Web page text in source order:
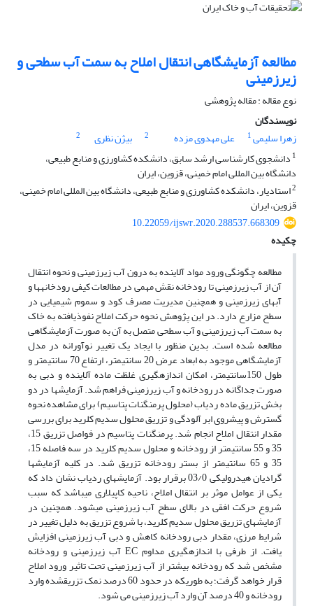
مطالعه آزمایشگاهی انتقال املاح به سمت آب سطحی و
زیرزمینی
نوع مقاله : مقاله پژوهشی
نویسندگان
زهرا سلیمی1 علی مهدوی مزده 2 بیژن نظری
2
1 دانشجوی کارشناسی ارشد سابق، دانشکده کشاورزی و منابع طبیعی،
دانشگاه بین المللی امام خمینی، قزوین، ایران
2استادیار، دانشکده کشاورزی و منابع طبیعی، دانشگاه بین المللی امام خمینی،
قزوین، ایران
10.22059/ijswr.2020.288537.668309
چکیده
مطالعه چگونگی ورود مواد آلاینده به درون آب زیرزمینی و نحوه انتقال
آن از آب زیرزمینی تا رودخانه نقش مهمی در مطالعات کیفی رودخانه­ها و
آب­های زیرزمینی و همچنین مدیریت مصرف کود و سموم شیمیایی در
سطح مزارع دارد. در این پژوهش نحوه حرکت املاح نفوذیافته به خاک
به سمت آب زیرزمینی و آب سطحی متصل به آن به صورت آزمایشگاهی
مطالعه شده است. بدین منظور با ایجاد یک تغییر نوآورانه در مدل
آزمایشگاهی موجود به ابعاد عرض 20 سانتی­متر، ارتفاع 70 سانتی­متر و
طول 150سانتی­متر، امکان اندازه­گیری غلظت ماده آلاینده و دبی به
صورت جداگانه در رودخانه و آب زیرزمینی فراهم شد. آزمایش­ها در دو
بخش تزریق ماده ردیاب (محلول پرمنگنات پتاسیم) برای مشاهده نحوه
گسترش و پیشروی ابر آلودگی و تزریق محلول سدیم کلرید برای بررسی
مقدار انتقال املاح انجام شد. پرمنگنات پتاسیم در فواصل تزریق 15،
35 و 55 سانتی­متر از رودخانه و محلول سدیم کلرید در سه فاصله 15،
35 و 65 سانتی­متر از بستر رودخانه تزریق شد. در کلیه آزمایش­ها
گرادیان هیدرولیکی 03/0 برقرار بود. آزمایش­های ردیاب نشان داد که
یکی از عوامل موثر بر انتقال املاح، ناحیه کاپیلاری می­باشد که سبب
شروع حرکت افقی در بالای سطح آب زیرزمینی می­شود. همچنین در
آزمایش­های تزریق محلول سدیم کلرید، با شروع تزریق به دلیل تغییر در
شرایط مرزی، مقدار دبی رودخانه کاهش و دبی آب زیرزمینی افزایش
یافت. از طرفی با اندازه­گیری مداوم EC آب زیرزمینی و رودخانه
مشخص شد که رودخانه بیشتر از آب زیرزمینی تحت تاثیر ورود املاح
قرار خواهد گرفت؛ به طوری­که در حدود 60 درصد نمک تزریق­شده وارد
رودخانه و 40 درصد آن وارد آب زیرزمینی می شود.